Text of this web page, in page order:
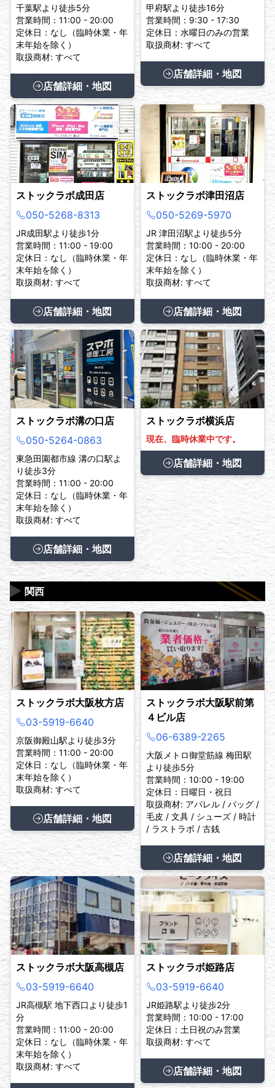
千葉駅より徒歩5分
営業時間：11:00 - 20:00
定休日：なし（臨時休業・年
末年始を除く）
取扱商材: すべて
店舗詳細・地図
甲府駅より徒歩16分
営業時間：9:30 - 17:30
定休日：水曜日のみの営業
取扱商材: すべて
店舗詳細・地図
ストックラボ成田店
050-5268-8313
JR成田駅より徒歩1分
営業時間：11:00 - 19:00
定休日：なし（臨時休業・年
末年始を除く）
取扱商材: すべて
店舗詳細・地図
ストックラボ津田沼店
050-5269-5970
JR 津田沼駅より徒歩5分
営業時間：10:00 - 20:00
定休日：なし（臨時休業・年
末年始を除く）
取扱商材: すべて
店舗詳細・地図
ストックラボ溝の口店
050-5264-0863
東急田園都市線 溝の口駅よ
り徒歩3分
営業時間：11:00 - 20:00
定休日：なし（臨時休業・年
末年始を除く）
取扱商材: すべて
店舗詳細・地図
ストックラボ横浜店
現在、臨時休業中です。
店舗詳細・地図
関西
▶
ストックラボ大阪枚方店
03-5919-6640
京阪御殿山駅より徒歩3分
営業時間：11:00 - 20:00
定休日：なし（臨時休業・年
末年始を除く）
取扱商材: すべて
店舗詳細・地図
ストックラボ大阪駅前第
４ビル店
06-6389-2265
大阪メトロ御堂筋線 梅田駅
より徒歩5分
営業時間：10:00 - 19:00
定休日：日曜日・祝日
取扱商材: アパレル / バッグ /
毛皮 / 文具 / シューズ / 時計
/ ラストラボ / 古銭
店舗詳細・地図
ストックラボ大阪高槻店
03-5919-6640
JR高槻駅 地下西口より徒歩1
分
営業時間：11:00 - 20:00
定休日：なし（臨時休業・年
末年始を除く）
取扱商材: すべて
ストックラボ姫路店
03-5919-6640
JR姫路駅より徒歩2分
営業時間：10:00 - 17:00
定休日：土日祝のみ営業
取扱商材: すべて
店舗詳細・地図